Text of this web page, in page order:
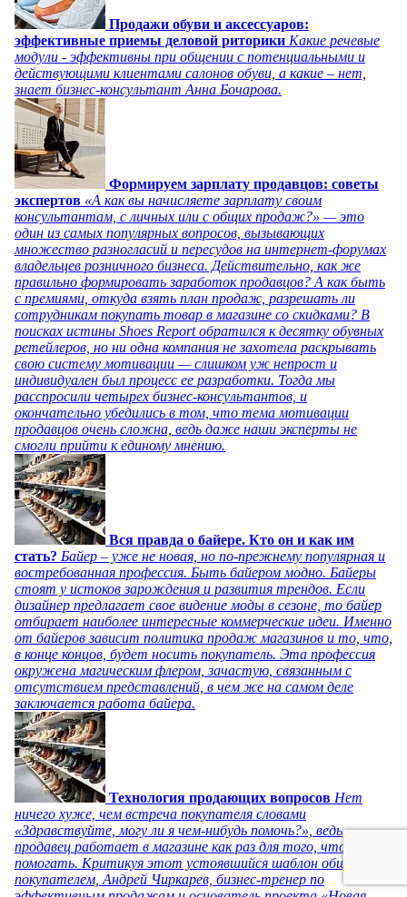
Продажи обуви и аксессуаров:
эффективные приемы деловой риторики Какие речевые
модули - эффективны при общении с потенциальными и
действующими клиентами салонов обуви, а какие – нет,
знает бизнес-консультант Анна Бочарова.
Формируем зарплату продавцов: советы
экспертов «А как вы начисляете зарплату своим
консультантам, с личных или с общих продаж?» — это
один из самых популярных вопросов, вызывающих
множество разногласий и пересудов на интернет-форумах
владельцев розничного бизнеса. Действительно, как же
правильно формировать заработок продавцов? А как быть
с премиями, откуда взять план продаж, разрешать ли
сотрудникам покупать товар в магазине со скидками? В
поисках истины Shoes Report обратился к десятку обувных
ретейлеров, но ни одна компания не захотела раскрывать
свою систему мотивации — слишком уж непрост и
индивидуален был процесс ее разработки. Тогда мы
расспросили четырех бизнес-консультантов, и
окончательно убедились в том, что тема мотивации
продавцов очень сложна, ведь даже наши эксперты не
смогли прийти к единому мнению.
Вся правда о байере. Кто он и как им
стать? Байер – уже не новая, но по-прежнему популярная и
востребованная профессия. Быть байером модно. Байеры
стоят у истоков зарождения и развития трендов. Если
дизайнер предлагает свое видение моды в сезоне, то байер
отбирает наиболее интересные коммерческие идеи. Именно
от байеров зависит политика продаж магазинов и то, что,
в конце концов, будет носить покупатель. Эта профессия
окружена магическим флером, зачастую, связанным с
отсутствием представлений, в чем же на самом деле
заключается работа байера.
Технология продающих вопросов Нет
ничего хуже, чем встреча покупателя словами
«Здравствуйте, могу ли я чем-нибудь помочь?», ведь
продавец работает в магазине как раз для того, чтобы
помогать. Критикуя этот устоявшийся шаблон общения с
покупателем, Андрей Чиркарев, бизнес-тренер по